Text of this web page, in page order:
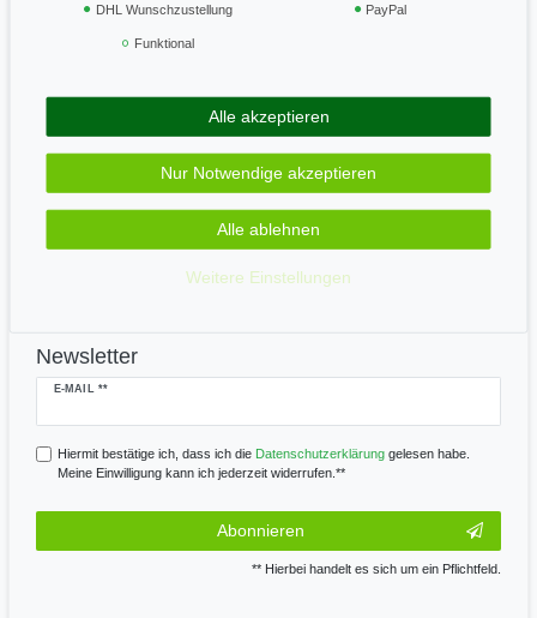
Geprüft & sicher
Zahle bequem per
Newsletter
E-MAIL **
Newsletter
Hiermit bestätige ich, dass ich die Daten­schutz­erklärunggelesen habe.
Meine Einwilligung kann ich jederzeit widerrufen.**
Abonnieren
** Hierbei handelt es sich um ein Pflichtfeld.
DHL Wunschzustellung PayPal
Funktional
Alle akzeptieren
Nur Notwendige akzeptieren
Alle ablehnen
Weitere Einstellungen